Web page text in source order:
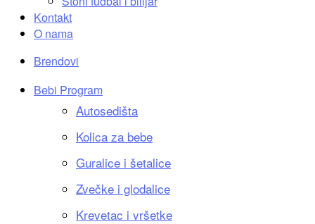
Kontakt
O nama
Brendovi
Bebi Program
Autosedišta
Kolica za bebe
Guralice i šetalice
Zvečke i glodalice
Krevetac i vršetke